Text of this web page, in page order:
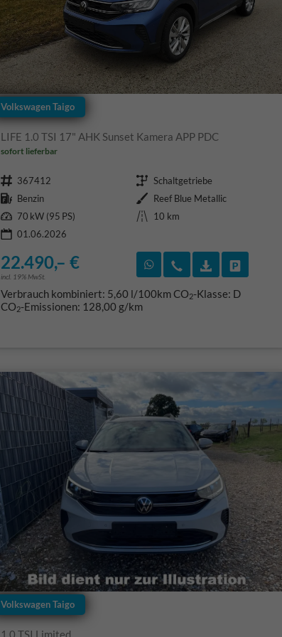
Volkswagen Taigo
LIFE 1.0 TSI 17" AHK Sunset Kamera APP PDC
sofort lieferbar
Fahrzeugnr. 367412 Getriebe Schaltgetriebe
Kraftstoff Benzin Außenfarbe Reef Blue Metallic
Leistung 70 kW (95 PS) Kilometerstand
10 km
01.06.2026
22.490,– €
incl. 19% MwSt.
Rückruf vereinbaren
Wir rufen Sie an
Verbrauch kombiniert: 5,60 l/100kmCO2-Klasse: D
CO2-Emissionen: 128,00 g/km
Volkswagen Taigo
1.0 TSI Limited